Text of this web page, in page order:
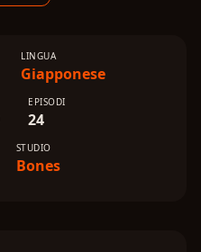
LINGUA
Giapponese
EPISODI
24
STUDIO
Bones